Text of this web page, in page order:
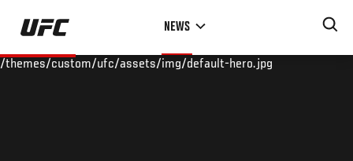
Skip
main
NEWS
/themes/custom/ufc/assets/img/default-hero.jpg